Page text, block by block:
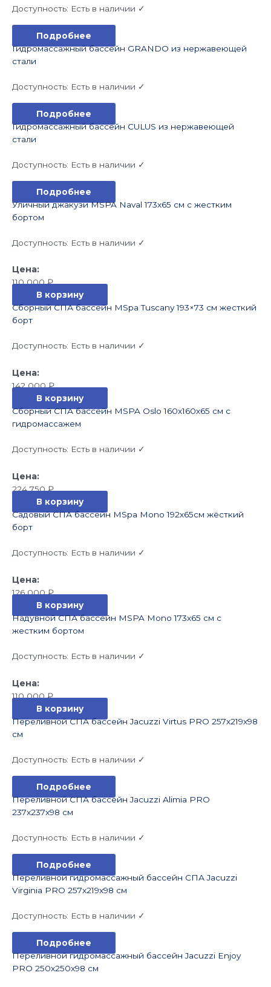
Доступность: Есть в наличии ✓
Подробнее
Гидромассажный бассейн GRANDO из нержавеющей
стали
Доступность: Есть в наличии ✓
Подробнее
Гидромассажный бассейн CULUS из нержавеющей
стали
Доступность: Есть в наличии ✓
Подробнее
Уличный джакузи MSPA Naval 173х65 см с жестким
бортом
Доступность: Есть в наличии ✓
110 000₽
В корзину
Сборный СПА бассейн MSpa Tuscany 193×73 см жесткий
борт
Доступность: Есть в наличии ✓
142 000₽
В корзину
Сборный СПА бассейн MSPA Oslo 160х160х65 см с
гидромассажем
Доступность: Есть в наличии ✓
224 750₽
В корзину
Садовый СПА бассейн MSpa Mono 192х65см жёсткий
борт
Доступность: Есть в наличии ✓
126 000₽
В корзину
Надувной СПА бассейн MSPA Mono 173х65 см с
жестким бортом
Доступность: Есть в наличии ✓
110 000₽
В корзину
Переливной СПА бассейн Jacuzzi Virtus PRO 257x219x98
см
Доступность: Есть в наличии ✓
Подробнее
Переливной СПА бассейн Jacuzzi Alimia PRO
237x237x98 см
Доступность: Есть в наличии ✓
Подробнее
Переливной гидромассажный бассейн СПА Jacuzzi
Virginia PRO 257x219x98 см
Доступность: Есть в наличии ✓
Подробнее
Переливной гидромассажный бассейн Jacuzzi Enjoy
PRO 250x250x98 см